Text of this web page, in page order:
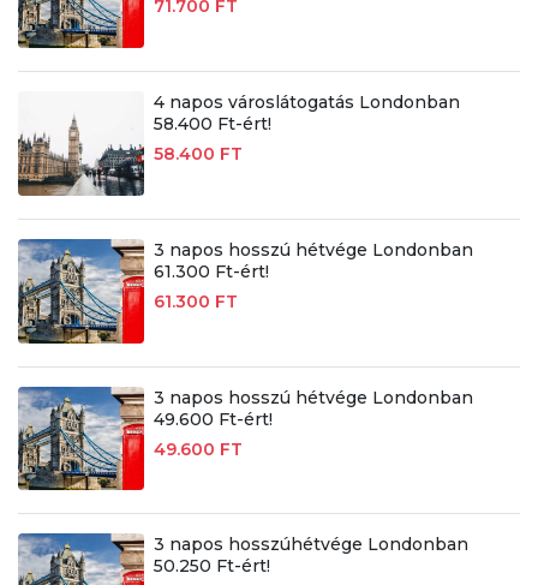
71.700 FT
4 napos városlátogatás Londonban
58.400 Ft-ért!
58.400 FT
3 napos hosszú hétvége Londonban
61.300 Ft-ért!
61.300 FT
3 napos hosszú hétvége Londonban
49.600 Ft-ért!
49.600 FT
3 napos hosszúhétvége Londonban
50.250 Ft-ért!